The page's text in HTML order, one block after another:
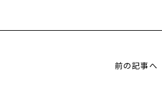
前の記事へ